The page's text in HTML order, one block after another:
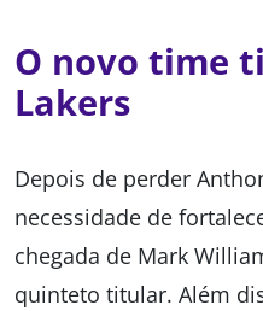
O novo time
Lakers
Depois de perder
necessidade de
chegada de Mark
quinteto titular. Além